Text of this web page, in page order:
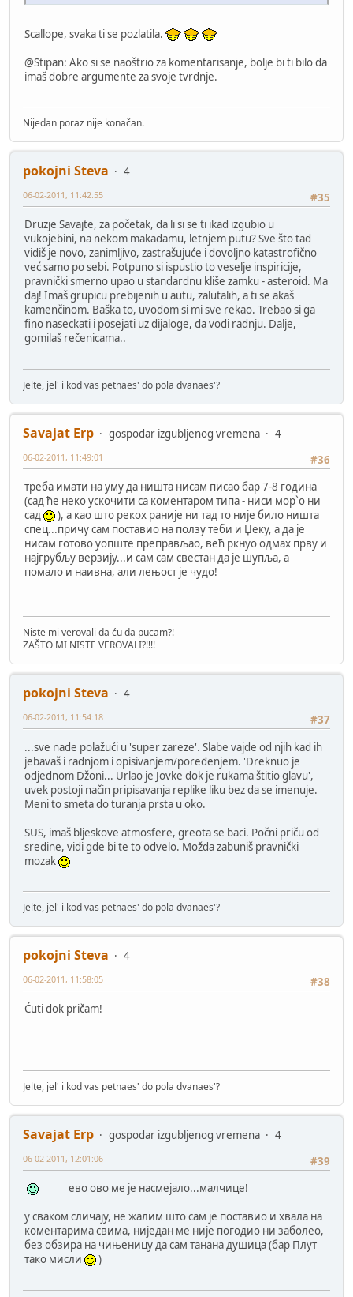
Scallope, svaka ti se pozlatila.
@Stipan: Ako si se naoštrio za komentarisanje, bolje bi ti bilo da
imaš dobre argumente za svoje tvrdnje.
Nijedan poraz nije konačan.
pokojni Steva
4
#35
06-02-2011, 11:42:55
Druzje Savajte, za početak, da li si se ti ikad izgubio u
vukojebini, na nekom makadamu, letnjem putu? Sve što tad
vidiš je novo, zanimljivo, zastrašujuće i dovoljno katastrofično
već samo po sebi. Potpuno si ispustio to veselje inspiricije,
pravnički smerno upao u standardnu kliše zamku - asteroid. Ma
daj! Imaš grupicu prebijenih u autu, zalutalih, a ti se akaš
kamenčinom. Baška to, uvodom si mi sve rekao. Trebao si ga
fino naseckati i posejati uz dijaloge, da vodi radnju. Dalje,
gomilaš rečenicama..
Jelte, jel' i kod vas petnaes' do pola dvanaes'?
Savajat Erp gospodar izgubljenog vremena
4
#36
06-02-2011, 11:49:01
треба имати на уму да ништа нисам писао бар 7-8 година
(сад ће неко ускочити са коментаром типа - ниси мор`о ни
сад
), а као што рекох раније ни тад то није било ништа
спец...причу сам поставио на ползу теби и Џеку, а да је
нисам готово уопште преправљао, већ ркнуо одмах прву и
најгрубљу верзију...и сам сам свестан да је шупља, а
помало и наивна, али лењост је чудо!
Niste mi verovali da ću da pucam?!
ZAŠTO MI NISTE VEROVALI?!!!!
pokojni Steva
4
#37
06-02-2011, 11:54:18
...sve nade polažući u 'super zareze'. Slabe vajde od njih kad ih
jebavaš i radnjom i opisivanjem/poređenjem. 'Dreknuo je
odjednom Džoni... Urlao je Jovke dok je rukama štitio glavu',
uvek postoji način pripisavanja replike liku bez da se imenuje.
Meni to smeta do turanja prsta u oko.
SUS, imaš bljeskove atmosfere, greota se baci. Počni priču od
sredine, vidi gde bi te to odvelo. Možda zabuniš pravnički
mozak
Jelte, jel' i kod vas petnaes' do pola dvanaes'?
pokojni Steva
4
#38
06-02-2011, 11:58:05
Ćuti dok pričam!
Jelte, jel' i kod vas petnaes' do pola dvanaes'?
Savajat Erp gospodar izgubljenog vremena
4
#39
06-02-2011, 12:01:06
ево ово ме је насмејало...малчице!
у сваком сличају, не жалим што сам је поставио и хвала на
коментарима свима, ниједан ме није погодио ни заболео,
без обзира на чињеницу да сам танана душица (бар Плут
тако мисли
)